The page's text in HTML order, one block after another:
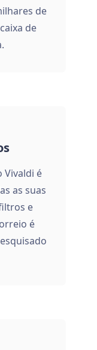
de
de
Vivaldi é
as suas
e
é